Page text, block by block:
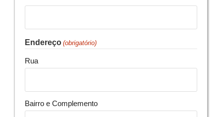
Endereço (obrigatório)
Rua
Bairro e Complemento